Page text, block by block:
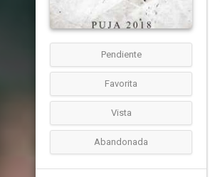
Pendiente
Favorita
Vista
Abandonada